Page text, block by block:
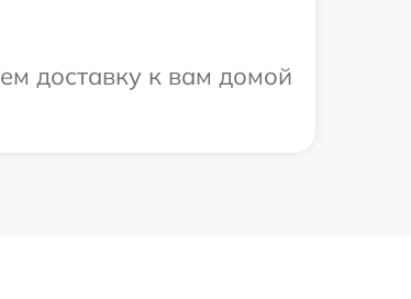
доставку к вам домой